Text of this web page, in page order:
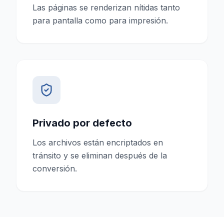
Las páginas se renderizan nítidas tanto
para pantalla como para impresión.
Privado por defecto
Los archivos están encriptados en
tránsito y se eliminan después de la
conversión.